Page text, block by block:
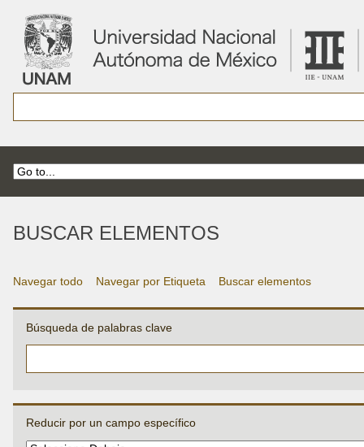
BUSCAR ELEMENTOS
Navegar todo Navegar por Etiqueta Buscar elementos
Búsqueda de palabras clave
Reducir por un campo específico